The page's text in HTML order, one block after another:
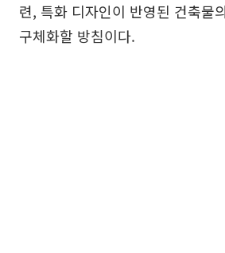
련, 특화 디자인이 반영된 건축물
구체화할 방침이다.